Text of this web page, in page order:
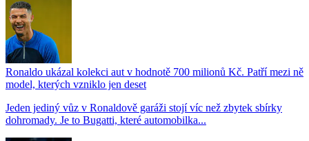
Ronaldo ukázal kolekci aut v hodnotě 700 milionů Kč. Patří mezi ně
model, kterých vzniklo jen deset
Jeden jediný vůz v Ronaldově garáži stojí víc než zbytek sbírky
dohromady. Je to Bugatti, které automobilka...